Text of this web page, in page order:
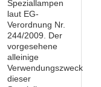
Speziallampen
laut EG-
Verordnung Nr.
244/2009. Der
vorgesehene
alleinige
Verwendungszweck
dieser